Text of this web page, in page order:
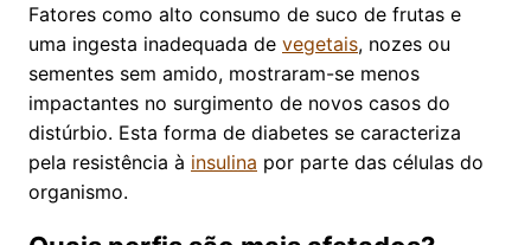
Fatores como alto consumo de suco de frutas e
uma ingesta inadequada de vegetais, nozes ou
sementes sem amido, mostraram-se menos
impactantes no surgimento de novos casos do
distúrbio. Esta forma de diabetes se caracteriza
pela resistência à insulina por parte das células do
organismo.